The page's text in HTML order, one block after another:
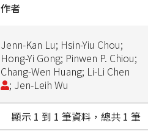
作者
Jenn-Kan Lu; Hsin-Yiu Chou;
Hong-Yi Gong; Pinwen P. Chiou;
Chang-Wen Huang; Li-Li Chen
; Jen-Leih Wu
顯示 1 到 1 筆資料，總共 1 筆